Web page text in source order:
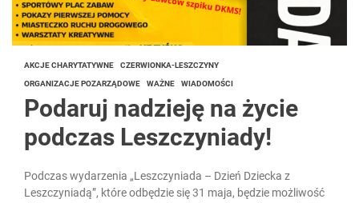
AKCJE CHARYTATYWNE CZERWIONKA-LESZCZYNY
ORGANIZACJE POZARZĄDOWE WAŻNE WIADOMOŚCI
Podaruj nadzieję na życie
podczas Leszczyniady!
Podczas wydarzenia „Leszczyniada – Dzień Dziecka z
Leszczyniadą”, które odbędzie się 31 maja, będzie możliwość